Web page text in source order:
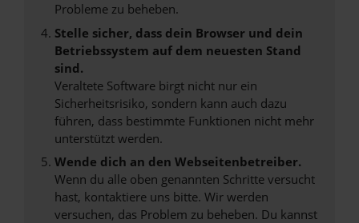
Probleme zu beheben.
Stelle sicher, dass dein Browser und dein
Betriebssystem auf dem neuesten Stand
sind.
Veraltete Software birgt nicht nur ein
Sicherheitsrisiko, sondern kann auch dazu
führen, dass bestimmte Funktionen nicht mehr
unterstützt werden.
Wende dich an den Webseitenbetreiber.
Wenn du alle oben genannten Schritte versucht
hast, kontaktiere uns bitte. Wir werden
versuchen, das Problem zu beheben. Du kannst